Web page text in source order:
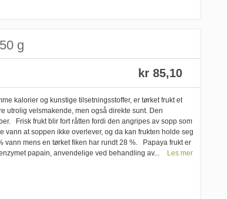
g
kr 85,10
kalorier og kunstige tilsetningsstoffer, er tørket frukt et
utrolig velsmakende, men også direkte sunt. Den
Frisk frukt blir fort råtten fordi den angripes av sopp som
vann at soppen ikke overlever, og da kan frukten holde seg
vann mens en tørket fiken har rundt 28 %. Papaya frukt er
papain, anvendelige ved behandling av...
Les mer